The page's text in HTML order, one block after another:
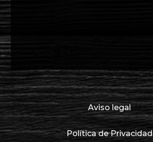
Aviso legal
Política de Privacidad